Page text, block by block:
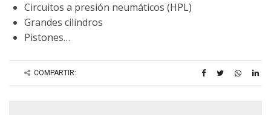
Circuitos a presión neumáticos (HPL)
Grandes cilindros
Pistones…
COMPARTIR: